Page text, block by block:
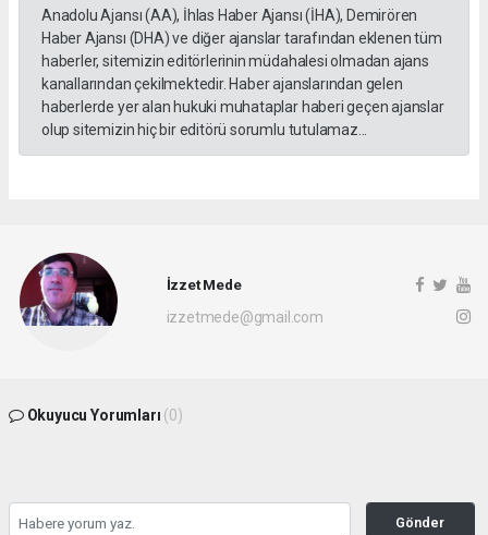
Anadolu Ajansı (AA), İhlas Haber Ajansı (İHA), Demirören
Haber Ajansı (DHA) ve diğer ajanslar tarafından eklenen tüm
haberler, sitemizin editörlerinin müdahalesi olmadan ajans
kanallarından çekilmektedir. Haber ajanslarından gelen
haberlerde yer alan hukuki muhataplar haberi geçen ajanslar
olup sitemizin hiç bir editörü sorumlu tutulamaz...
İzzet Mede
izzetmede@gmail.com
Okuyucu Yorumları (0)
Gönder